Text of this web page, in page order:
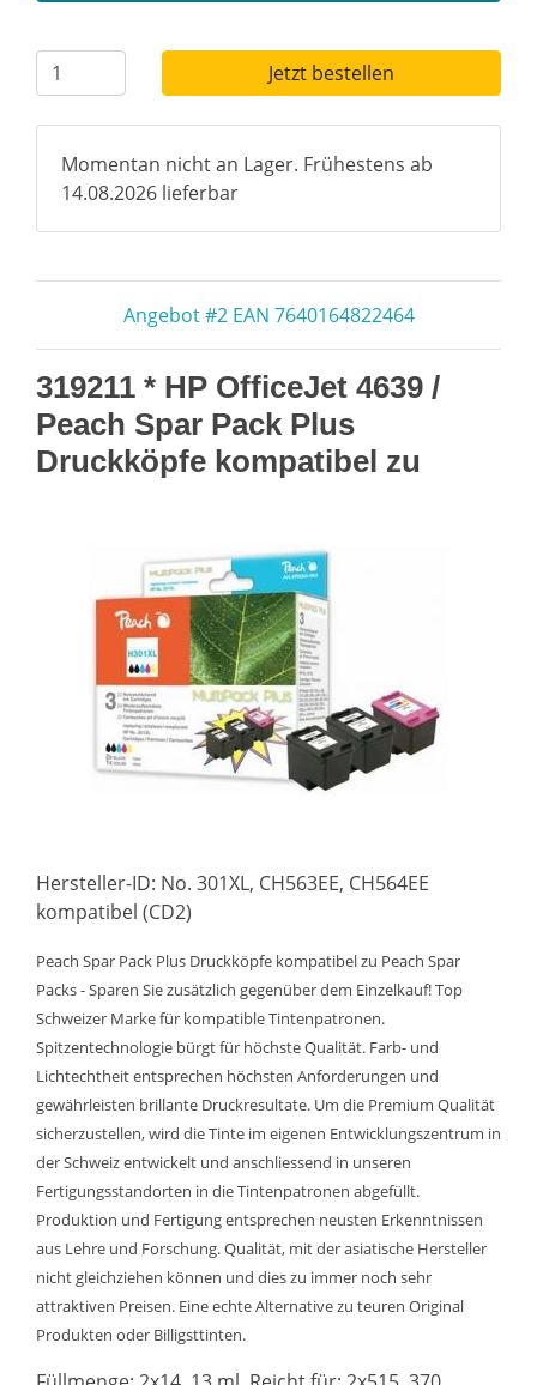
Jetzt bestellen
Momentan nicht an Lager. Frühestens ab
14.08.2026 lieferbar
Angebot #2 EAN 7640164822464
319211 * HP OfficeJet 4639 /
Peach Spar Pack Plus
Druckköpfe kompatibel zu
Hersteller-ID: No. 301XL, CH563EE, CH564EE
kompatibel (CD2)
Peach Spar Pack Plus Druckköpfe kompatibel zu Peach Spar
Packs - Sparen Sie zusätzlich gegenüber dem Einzelkauf! Top
Schweizer Marke für kompatible Tintenpatronen.
Spitzentechnologie bürgt für höchste Qualität. Farb- und
Lichtechtheit entsprechen höchsten Anforderungen und
gewährleisten brillante Druckresultate. Um die Premium Qualität
sicherzustellen, wird die Tinte im eigenen Entwicklungszentrum in
der Schweiz entwickelt und anschliessend in unseren
Fertigungsstandorten in die Tintenpatronen abgefüllt.
Produktion und Fertigung entsprechen neusten Erkenntnissen
aus Lehre und Forschung. Qualität, mit der asiatische Hersteller
nicht gleichziehen können und dies zu immer noch sehr
attraktiven Preisen. Eine echte Alternative zu teuren Original
Produkten oder Billigsttinten.